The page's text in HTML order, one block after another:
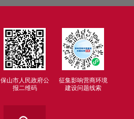
保山市人民政府公
报二维码
征集影响营商环境
建设问题线索